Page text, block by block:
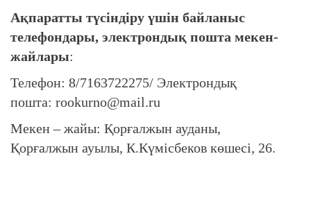
Ақпаратты түсіндіру үшін байланыс
телефондары, электрондық пошта мекен-
жайлары:
Телефон: 8/7163722275/ Электрондық
пошта: rookurno@mail.ru
Мекен – жайы: Қорғалжын ауданы,
Қорғалжын ауылы, К.Күмісбеков көшесі, 26.